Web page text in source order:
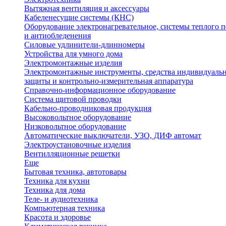
Вытяжная вентиляция и аксессуары
Кабеленесущие системы (КНС)
Оборудование электронагревательное, системы теплого
и антиобледенения
Силовые удлинители-длинномеры
Устройства для умного дома
Электромонтажные изделия
Электромонтажные инструменты, средства
защиты и контрольно-измерительная аппаратура
Справочно-информационное оборудование
Система щитовой проводки
Кабельно-проводниковая продукция
Высоковольтное оборудование
Низковольтное оборудование
Автоматические выключатели, УЗО, ДИФ автомат
Электроустановочные изделия
Вентилляционные решетки
Еще
Бытовая техника, автотовары
Техника для кухни
Техника для дома
Теле- и аудиотехника
Компьютерная техника
Красота и здоровье